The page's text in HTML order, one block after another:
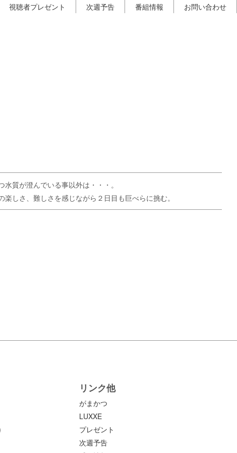
視聴者プレゼント 次週予告 番組情報 お問い合わせ
質が澄んでいる事以外は・・・。
しさ、難しさを感じながら２日目も巨べらに挑む。
リンク他
がまかつ
LUXXE
プレゼント
次週予告